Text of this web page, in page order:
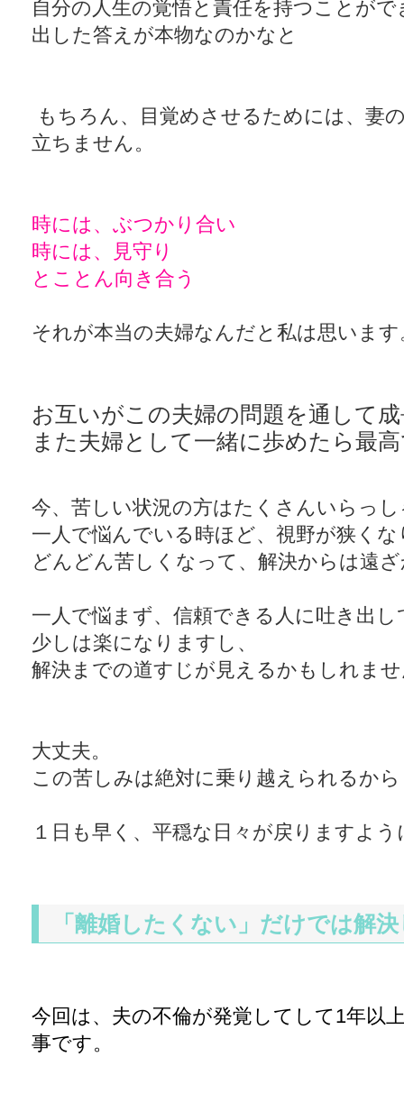
自分の人生の覚悟と責任を持つことがで
出した答えが本物なのかなと
もちろん、目覚めさせるためには、妻
立ちません。
時には、ぶつかり合い
時には、見守り
とことん向き合う
それが本当の夫婦なんだと私は思います
お互いがこの夫婦の問題を通して
また夫婦として一緒に歩めたら最
今、苦しい状況の方はたくさんいらっ
一人で悩んでいる時ほど、視野が狭く
どんどん苦しくなって、解決からは遠
一人で悩まず、信頼できる人に吐き出
少しは楽になりますし、
解決までの道すじが見えるかもしれま
大丈夫。
この苦しみは絶対に乗り越えられるから
１日も早く、平穏な日々が戻りますよう
「離婚したくない」だけでは解
今回は、夫の不倫が発覚してして1年以
事です。